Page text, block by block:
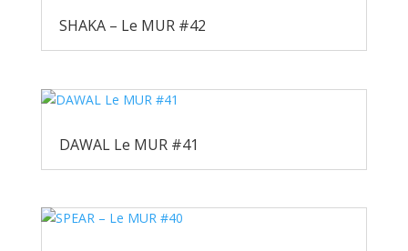
SHAKA – Le MUR #42
DAWAL Le MUR #41